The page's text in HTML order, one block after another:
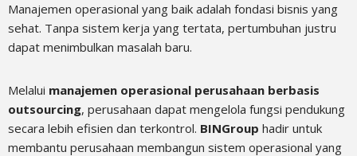
Manajemen operasional yang baik adalah fondasi bisnis yang
sehat. Tanpa sistem kerja yang tertata, pertumbuhan justru
dapat menimbulkan masalah baru.
Melalui manajemen operasional perusahaan berbasis
outsourcing, perusahaan dapat mengelola fungsi pendukung
secara lebih efisien dan terkontrol. BINGroup hadir untuk
membantu perusahaan membangun sistem operasional yang